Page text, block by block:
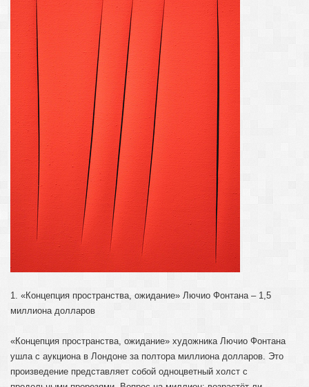
1. «Концепция пространства, ожидание» Лючио Фонтана – 1,5
миллиона долларов
«Концепция пространства, ожидание» художника Лючио Фонтана
ушла с аукциона в Лондоне за полтора миллиона долларов. Это
произведение представляет собой одноцветный холст с